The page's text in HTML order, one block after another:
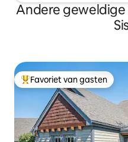
Andere
Topfavoriet van gasten
Favoriet van gasten